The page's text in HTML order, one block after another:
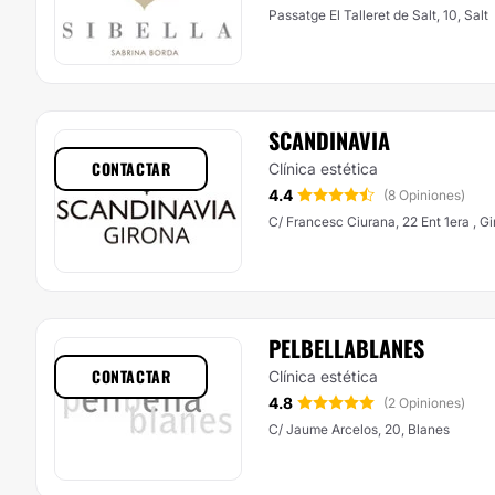
Passatge El Talleret de Salt, 10, Salt
SCANDINAVIA
Clínica estética
4.4
(8 Opiniones)
C/ Francesc Ciurana, 22 Ent 1era ,
CONTACTAR
PELBELLABLANES
Clínica estética
4.8
(2 Opiniones)
C/ Jaume Arcelos, 20, Blanes
CONTACTAR